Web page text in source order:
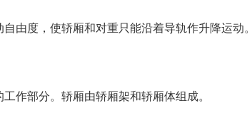
由度，使轿厢和对重只能沿着导轨作升降运动
作部分。轿厢由轿厢架和轿厢体组成。